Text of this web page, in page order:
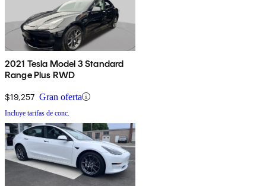
2021 Tesla Model 3 Standard
Range Plus RWD
$19,257 Gran oferta
Incluye tarifas de conc.